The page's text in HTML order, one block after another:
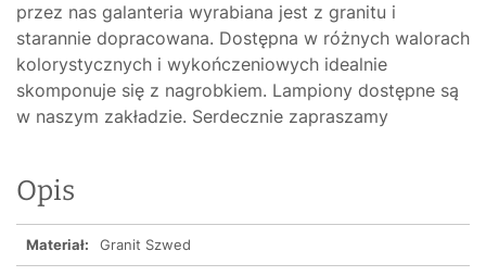
przez nas galanteria wyrabiana jest z granitu i
starannie dopracowana. Dostępna w różnych walorach
kolorystycznych i wykończeniowych idealnie
skomponuje się z nagrobkiem. Lampiony dostępne są
w naszym zakładzie. Serdecznie zapraszamy
Opis
Materiał: Granit Szwed